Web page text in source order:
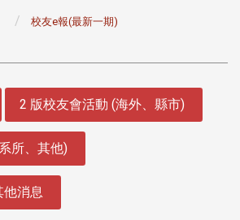
校友e報(最新一期)
2 版校友會活動 (海外、縣市)
所、其他)
他消息